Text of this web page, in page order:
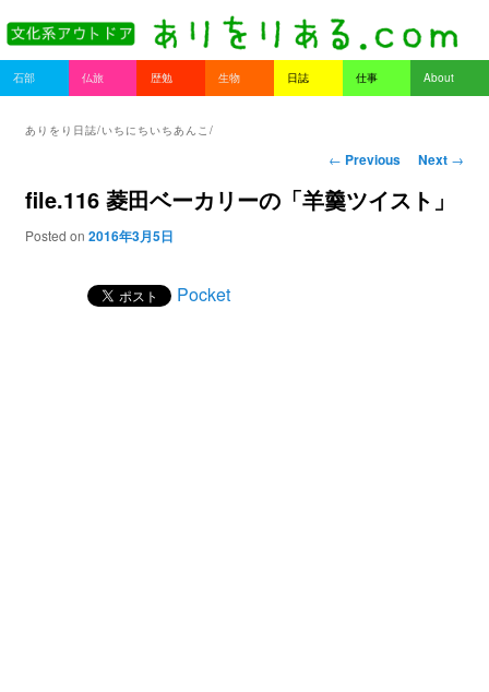
Main menu
Skip to primary content
Skip to secondary content
石部 仏旅 歴勉 生物 日誌 仕事 About
ありをり日誌/いちにちいちあんこ/
Post navigation
← Previous Next →
file.116 菱田ベーカリーの「羊羹ツイスト」
Posted on 2016年3月5日
Pocket